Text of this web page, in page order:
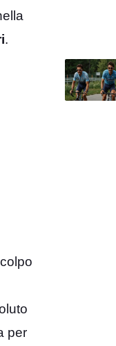
.
per